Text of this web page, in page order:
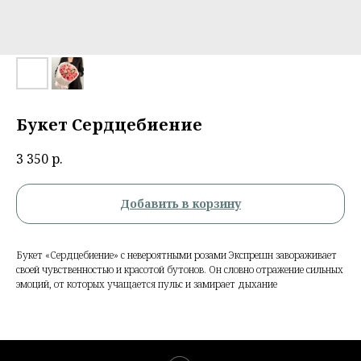
Букет Сердцебиение
3 350р.
Добавить в корзину
Букет «Сердцебиение» с невероятными розами Экспрешн завораживает
своей чувственностью и красотой бутонов. Он словно отражение сильных
эмоций, от которых учащается пульс и замирает дыхание